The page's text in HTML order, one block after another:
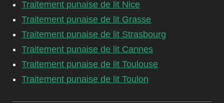
Traitement punaise de lit Nice
Traitement punaise de lit Grasse
Traitement punaise de lit Strasbourg
Traitement punaise de lit Cannes
Traitement punaise de lit Toulouse
Traitement punaise de lit Toulon